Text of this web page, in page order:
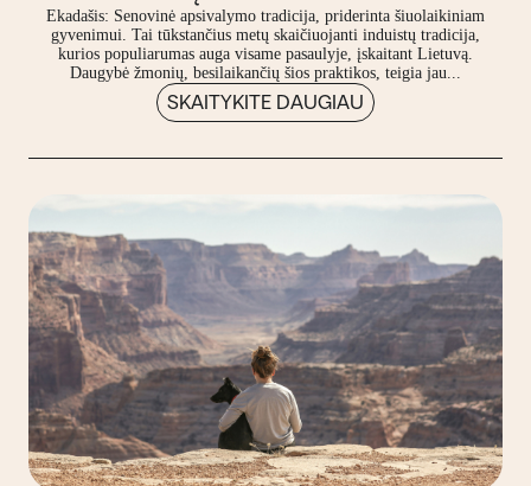
Ekadašis: Senovinė apsivalymo tradicija, priderinta šiuolaikiniam
gyvenimui. Tai tūkstančius metų skaičiuojanti induistų tradicija,
kurios populiarumas auga visame pasaulyje, įskaitant Lietuvą.
Daugybė žmonių, besilaikančių šios praktikos, teigia jau...
SKAITYKITE DAUGIAU